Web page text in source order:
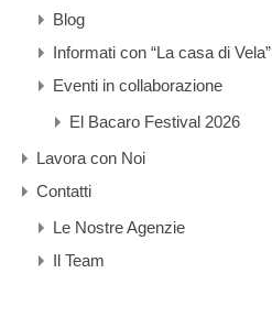
Blog
Informati con “La casa di Vela”
Eventi in collaborazione
El Bacaro Festival 2026
Lavora con Noi
Contatti
Le Nostre Agenzie
Il Team